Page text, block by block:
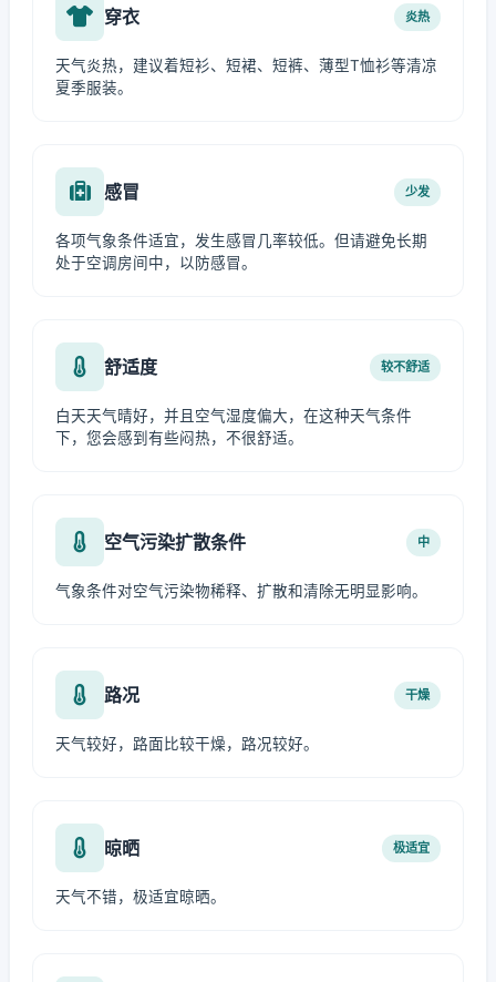
穿衣 炎热
天气炎热，建议着短衫、短裙、短裤、薄型T恤衫等清凉
夏季服装。
感冒 少发
各项气象条件适宜，发生感冒几率较低。但请避免长期
处于空调房间中，以防感冒。
舒适度 较不舒适
白天天气晴好，并且空气湿度偏大，在这种天气条件
下，您会感到有些闷热，不很舒适。
空气污染扩散条件 中
气象条件对空气污染物稀释、扩散和清除无明显影响。
路况 干燥
天气较好，路面比较干燥，路况较好。
晾晒 极适宜
天气不错，极适宜晾晒。